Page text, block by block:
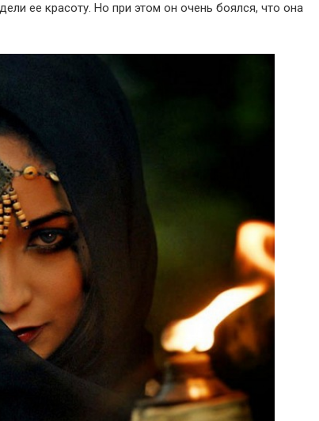
ее красоту. Но при этом он очень боялся, что она